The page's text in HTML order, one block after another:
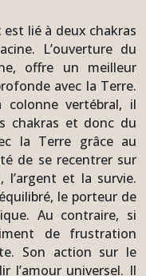
lié à deux chakras
L’ouverture du
offre un meilleur
avec la Terre.
vertébral, il
chakras et donc du
la Terre grâce au
de se recentrer sur
l’argent et la survie.
le porteur de
Au contraire, si
de frustration
Son action sur le
l’amour universel. Il